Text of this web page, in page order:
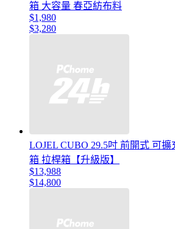
箱 大容量 春亞紡布料
$1,980
$3,280
LOJEL CUBO 29.5吋 前開式 可
箱 拉桿箱【升級版】
$13,988
$14,800